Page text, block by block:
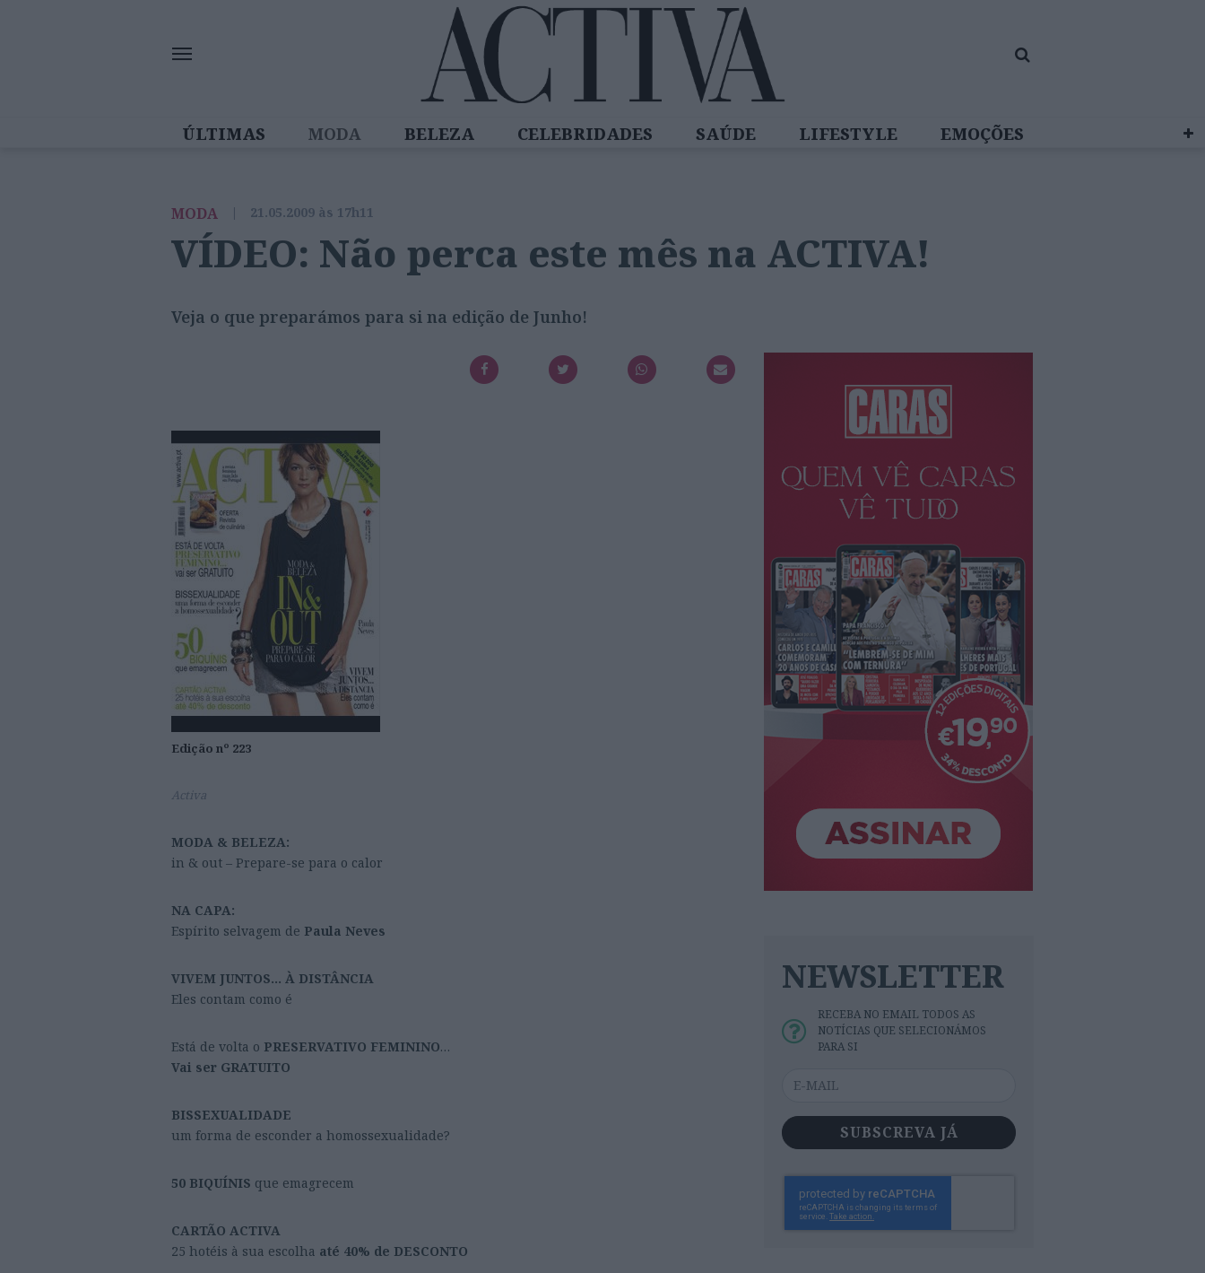
ÚLTIMAS MODA BELEZA CELEBRIDADES SAÚDE LIFESTYLE
EMOÇÕES
MODA | 21.05.2009 às 17h11
VÍDEO: Não perca este mês na ACTIVA!
Veja o que preparámos para si na edição de Junho!
Edição nº 223
Activa
MODA & BELEZA:
in & out – Prepare-se para o calor
NA CAPA:
Espírito selvagem de Paula Neves
VIVEM JUNTOS… À DISTÂNCIA
Eles contam como é
Está de volta o PRESERVATIVO FEMININO…
Vai ser GRATUITO
BISSEXUALIDADE
um forma de esconder a homossexualidade?
50 BIQUÍNIS que emagrecem
CARTÃO ACTIVA
25 hotéis à sua escolha até 40% de DESCONTO
NEWSLETTER
RECEBA NO EMAIL TODOS AS
NOTÍCIAS QUE SELECIONÁMOS
PARA SI
SUBSCREVA JÁ